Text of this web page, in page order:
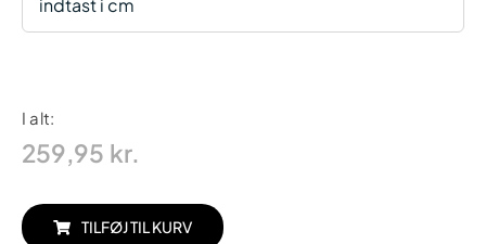
I alt:
259,95 kr.
TILFØJ TIL KURV